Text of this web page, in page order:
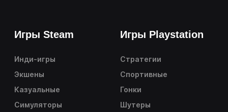
Игры Steam
Инди-игры
Экшены
Казуальные
Симуляторы
Игры Playstation
Стратегии
Спортивные
Гонки
Шутеры